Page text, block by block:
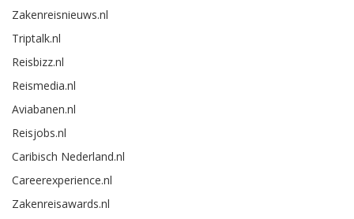
Zakenreisnieuws.nl
Triptalk.nl
Reisbizz.nl
Reismedia.nl
Aviabanen.nl
Reisjobs.nl
Caribisch Nederland.nl
Careerexperience.nl
Zakenreisawards.nl